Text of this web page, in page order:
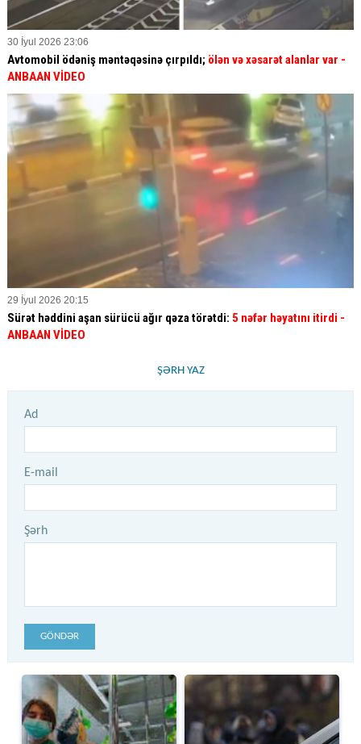
30 İyul 2026 23:06
Avtomobil ödəniş məntəqəsinə çırpıldı; ölən və xəsarət alanlar var -
ANBAAN VİDEO
29 İyul 2026 20:15
Sürət həddini aşan sürücü ağır qəza törətdi: 5 nəfər həyatını itirdi -
ANBAAN VİDEO
ŞƏRH YAZ
Ad
E-mail
Şərh
GÖNDƏR